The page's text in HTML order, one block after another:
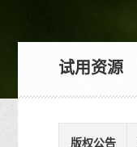
试用资源
版权公告